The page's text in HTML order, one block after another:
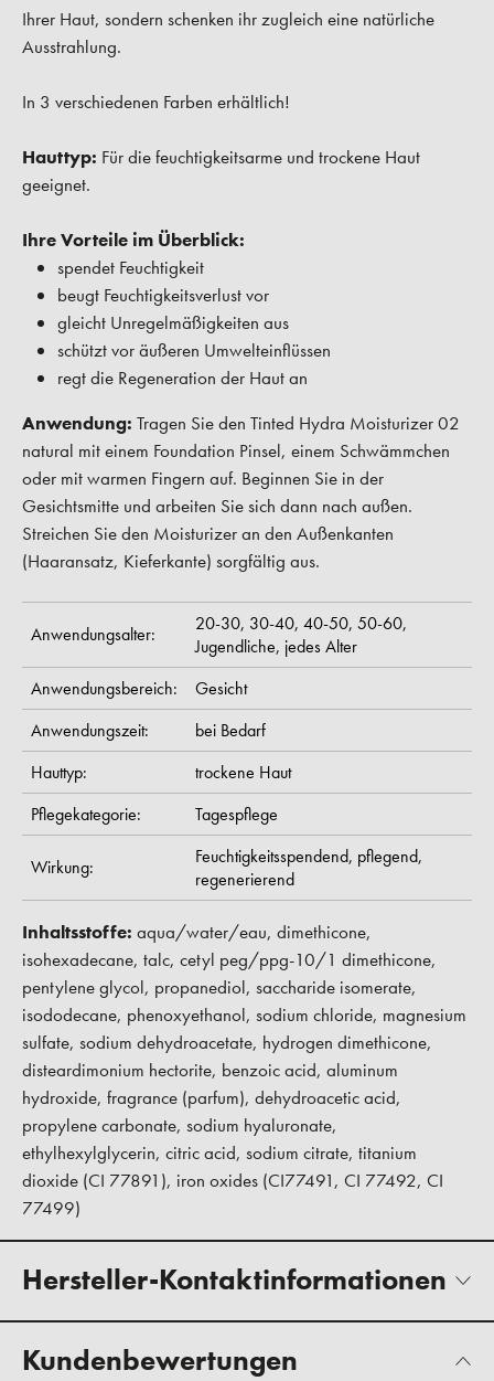
Ihrer Haut, sondern schenken ihr zugleich eine natürliche
Ausstrahlung.
In 3 verschiedenen Farben erhältlich!
Hauttyp: Für die feuchtigkeitsarme und trockene Haut
geeignet.
Ihre Vorteile im Überblick:
spendet Feuchtigkeit
beugt Feuchtigkeitsverlust vor
gleicht Unregelmäßigkeiten aus
schützt vor äußeren Umwelteinflüssen
regt die Regeneration der Haut an
Anwendung: Tragen Sie den Tinted Hydra Moisturizer 02
natural mit einem Foundation Pinsel, einem Schwämmchen
oder mit warmen Fingern auf. Beginnen Sie in der
Gesichtsmitte und arbeiten Sie sich dann nach außen.
Streichen Sie den Moisturizer an den Außenkanten
(Haaransatz, Kieferkante) sorgfältig aus.
Anwendungsalter: 20-30, 30-40, 40-50, 50-60,
Jugendliche, jedes Alter
Anwendungsbereich:
Gesicht
Anwendungszeit:
bei Bedarf
Hauttyp:
trockene Haut
Pflegekategorie:
Tagespflege
Wirkung: Feuchtigkeitsspendend, pflegend,
regenerierend
Inhaltsstoffe: aqua/water/eau, dimethicone,
isohexadecane, talc, cetyl peg/ppg-10/1 dimethicone,
pentylene glycol, propanediol, saccharide isomerate,
isododecane, phenoxyethanol, sodium chloride, magnesium
sulfate, sodium dehydroacetate, hydrogen dimethicone,
disteardimonium hectorite, benzoic acid, aluminum
hydroxide, fragrance (parfum), dehydroacetic acid,
propylene carbonate, sodium hyaluronate,
ethylhexylglycerin, citric acid, sodium citrate, titanium
dioxide (CI 77891), iron oxides (CI77491, CI 77492, CI
77499)
Hersteller-Kontaktinformationen
Kundenbewertungen